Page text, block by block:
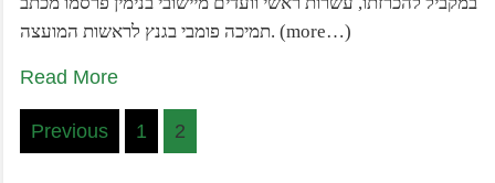
תמיכה פומבי בגנץ לראשות המועצה. (more…)
Read More
Posts
Previous 1 2